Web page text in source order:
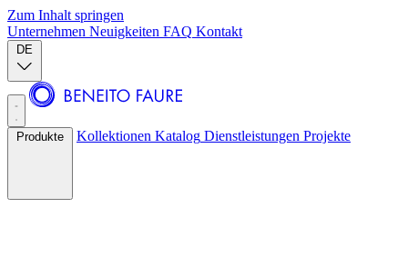
Zum Inhalt springen
Unternehmen Neuigkeiten FAQ Kontakt
DE
Produkte Kollektionen Katalog Dienstleistungen Projekte